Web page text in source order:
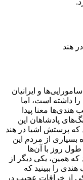
هند
و ایرانیان
داشته است، اما
معنا پیدا
پادشاهان این
که پرستش اشیا در هند
بسیاری از مردم این
روز با آن‌ها
همین، یکی دیگر از
را ببینید که
از خرافات عجیب در